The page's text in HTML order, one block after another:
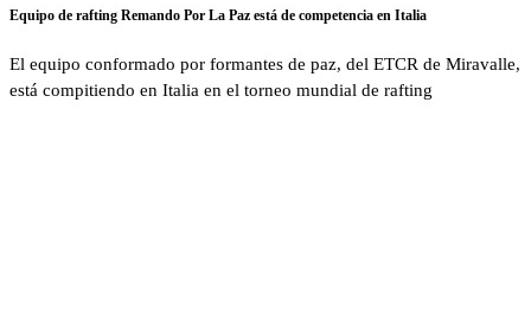
Equipo de rafting Remando Por La Paz está de competencia en Italia
El equipo conformado por formantes de paz, del ETCR de Miravalle,
está compitiendo en Italia en el torneo mundial de rafting